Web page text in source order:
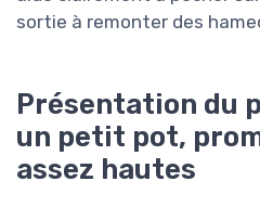
sortie à remonter des
Présentation du
un petit pot,
assez hautes